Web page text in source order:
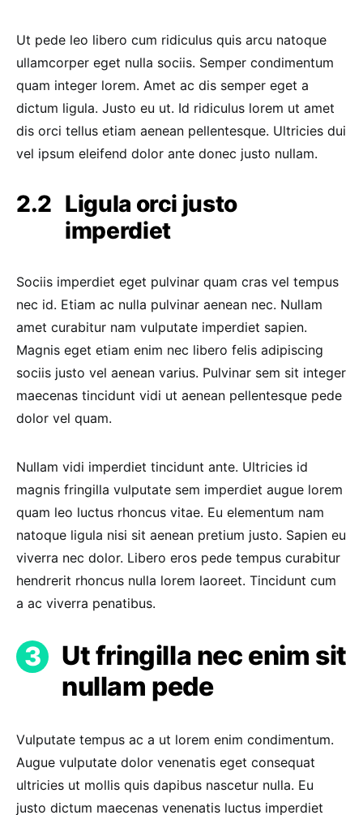
Ut pede leo libero cum ridiculus quis arcu natoque
ullamcorper eget nulla sociis. Semper condimentum
quam integer lorem. Amet ac dis semper eget a
dictum ligula. Justo eu ut. Id ridiculus lorem ut amet
dis orci tellus etiam aenean pellentesque. Ultricies dui
vel ipsum eleifend dolor ante donec justo nullam.
Ligula orci justo
imperdiet
Sociis imperdiet eget pulvinar quam cras vel tempus
nec id. Etiam ac nulla pulvinar aenean nec. Nullam
amet curabitur nam vulputate imperdiet sapien.
Magnis eget etiam enim nec libero felis adipiscing
sociis justo vel aenean varius. Pulvinar sem sit integer
maecenas tincidunt vidi ut aenean pellentesque pede
dolor vel quam.
Nullam vidi imperdiet tincidunt ante. Ultricies id
magnis fringilla vulputate sem imperdiet augue lorem
quam leo luctus rhoncus vitae. Eu elementum nam
natoque ligula nisi sit aenean pretium justo. Sapien eu
viverra nec dolor. Libero eros pede tempus curabitur
hendrerit rhoncus nulla lorem laoreet. Tincidunt cum
a ac viverra penatibus.
Ut fringilla nec enim sit
nullam pede
Vulputate tempus ac a ut lorem enim condimentum.
Augue vulputate dolor venenatis eget consequat
ultricies ut mollis quis dapibus nascetur nulla. Eu
justo dictum maecenas venenatis luctus imperdiet